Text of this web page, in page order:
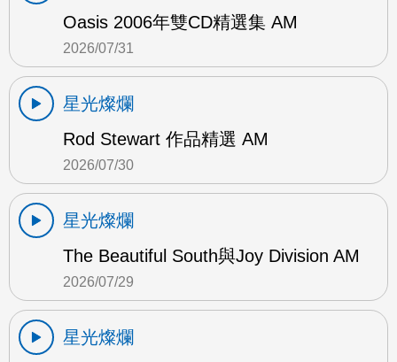
Oasis 2006年雙CD精選集 AM
2026/07/31
星光燦爛
Rod Stewart 作品精選 AM
2026/07/30
星光燦爛
The Beautiful South與Joy Division AM
2026/07/29
星光燦爛